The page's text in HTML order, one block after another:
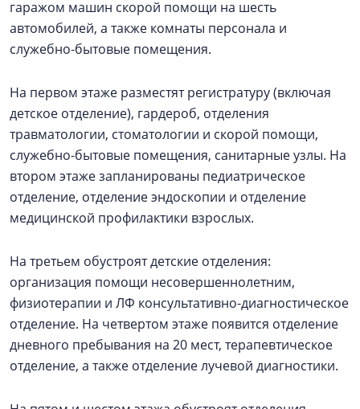
гаражом машин скорой помощи на шесть
автомобилей, а также комнаты персонала и
служебно-бытовые помещения.
На первом этаже разместят регистратуру (включая
детское отделение), гардероб, отделения
травматологии, стоматологии и скорой помощи,
служебно-бытовые помещения, санитарные узлы. На
втором этаже запланированы педиатрическое
отделение, отделение эндоскопии и отделение
медицинской профилактики взрослых.
На третьем обустроят детские отделения:
организация помощи несовершеннолетним,
физиотерапии и ЛФ консультативно-диагностическое
отделение. На четвертом этаже появится отделение
дневного пребывания на 20 мест, терапевтическое
отделение, а также отделение лучевой диагностики.